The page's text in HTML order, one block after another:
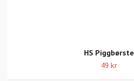
HS Piggbørste
49 kr